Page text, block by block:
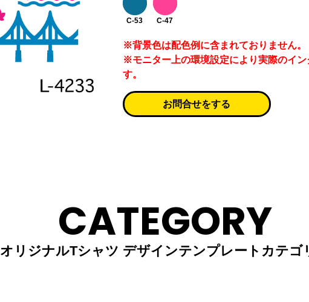
C-53 C-47
※背景色は配色例に含まれておりません。
※モニター上の環境設定により実際のイン
す。
お問合せをする
CATEGORY
オリジナルTシャツ デザインテンプレートカテゴ